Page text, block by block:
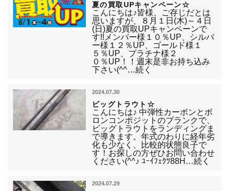
夏の買取UPキャンペーン☆
こんにちは♪皆様、ご存じだとは
思いますが、８月１日(木)～４日
(日)夏の買取UPキャンペーンで
す!!メンバー様１０％UP、シルバ
ー様１２％UP、ゴールド様１
５％UP、プラチナ様２
０％UP！！週末是非お持ち込み
下さい(^^…続く
2024.07.30
ビッグトラウト☆
こんにちは♪ 中弾性カーボンとボ
ロンコンポジットのブランクで、
ビッグトラウトをランディングま
で導きます。年式のわりに経年劣
化も少なく、比較的状態良子で
す！お探しの方ぜひお問い合わせ
ください(^^♪ ﾕｰｲﾌｪｸﾂ88H…続く
2024.07.29